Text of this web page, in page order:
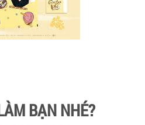
BẠN NHÉ?